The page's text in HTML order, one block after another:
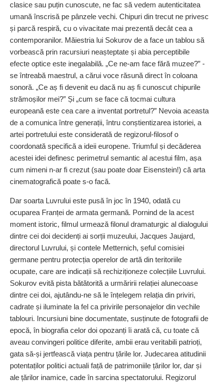
clasice sau puțin cunoscute, ne fac să vedem autenticitatea
umană înscrisă pe pânzele vechi. Chipuri din trecut ne privesc
și parcă respiră, cu o vivacitate mai prezentă decât cea a
contemporanilor. Măiestria lui Sokurov de a face un tablou să
vorbească prin racursiuri neaș­tep­tate și abia perceptibile
efecte optice este inegalabilă. „Ce ne‑am face fără muzee?” -
se întreabă maestrul, a cărui voce răsună direct în coloana
sonoră. „Ce aș fi devenit eu dacă nu aș fi cunoscut chipurile
strămoșilor mei?” Și „cum se face că tocmai cultura
europeană este cea care a inventat portretul?” Nevoia aceasta
de a comunica între generații, întru conștien­tizarea istoriei, a
artei portretului este considerată de regizorul‑filosof o
coordonată specifică a ideii europene. Triumful și decăderea
acestei idei definesc perimetrul semantic al acestui film, așa
cum nimeni n‑ar fi crezut (sau poate doar Eisenstein!) că arta
cinematografică poate s‑o facă.
Dar soarta Luvrului este pusă în joc în 1940, odată cu
ocuparea Franței de armata germană. Pornind de la acest
moment istoric, filmul urmează filonul dramaturgic al dialogului
dintre cei doi decidenți ai sorții muzeului, Jacques Jaujard,
directorul Luvrului, și contele Metternich, șeful comisiei
germane pentru protecția operelor de artă din teritoriile
ocupate, care are indicații să rechizi­ționeze colecțiile Luvrului.
Sokurov evită pista bătătorită a urmăririi relației alunecoase
dintre cei doi, ajutându‑ne să le înțelegem relația din priviri,
cadrate și iluminate la fel ca privirile personajelor din vechile
tablouri. Incursiuni bine documentate, susținute de fotografii de
epocă, în biografia celor doi opozanți îi arată că, cu toate că
aveau convingeri politice diferite, ambii erau veritabili pa­trioți,
gata să‑și jertfească viața pentru țările lor. Judecarea atitudinii
potentaților politici actuali față de patrimoniile țărilor lor, dar și
ale țărilor inamice, cade în sarcina spectatorului. Regizorul